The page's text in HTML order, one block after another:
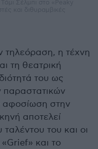
τηλεόραση, η τέχνη
τη θεατρική
του ως
αφοσίωση στην
αποτελεί
του και οι
και το